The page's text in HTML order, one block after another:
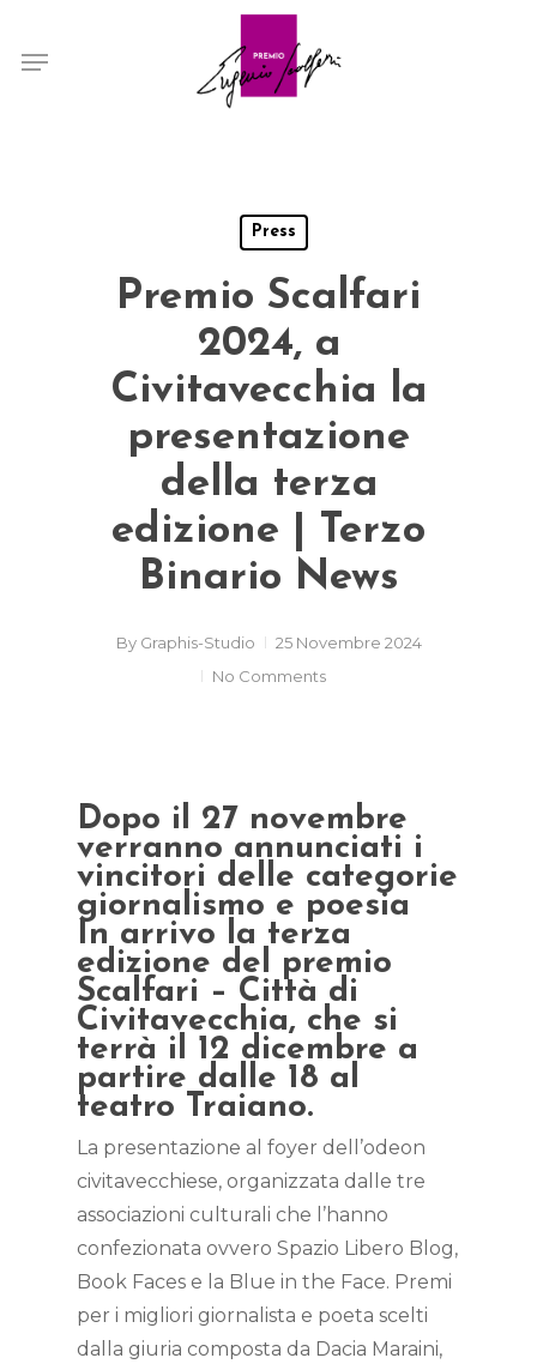
Menu
Press
Premio Scalfari
2024, a
Civitavecchia la
presentazione
della terza
edizione | Terzo
Binario News
By Graphis-Studio
25 Novembre 2024
No Comments
Dopo il 27 novembre
verranno annunciati i
vincitori delle categorie
giornalismo e poesia
In arrivo la terza
edizione del premio
Scalfari – Città di
Civitavecchia, che si
terrà il 12 dicembre a
partire dalle 18 al
teatro Traiano.
La presentazione al foyer dell’odeon
civitavecchiese, organizzata dalle tre
associazioni culturali che l’hanno
confezionata ovvero Spazio Libero Blog,
Book Faces e la Blue in the Face. Premi
per i migliori giornalista e poeta scelti
dalla giuria composta da Dacia Maraini,